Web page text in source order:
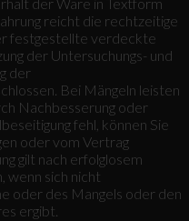
reicht die rechtzeitige
festgestellte verdeckte
der Untersuchungs- und
der
Bei Mängeln leisten
Nachbesserung oder
fehl, können Sie
oder vom Vertrag
gilt nach erfolglosem
wenn sich nicht
oder des Mangels oder den
ergibt.